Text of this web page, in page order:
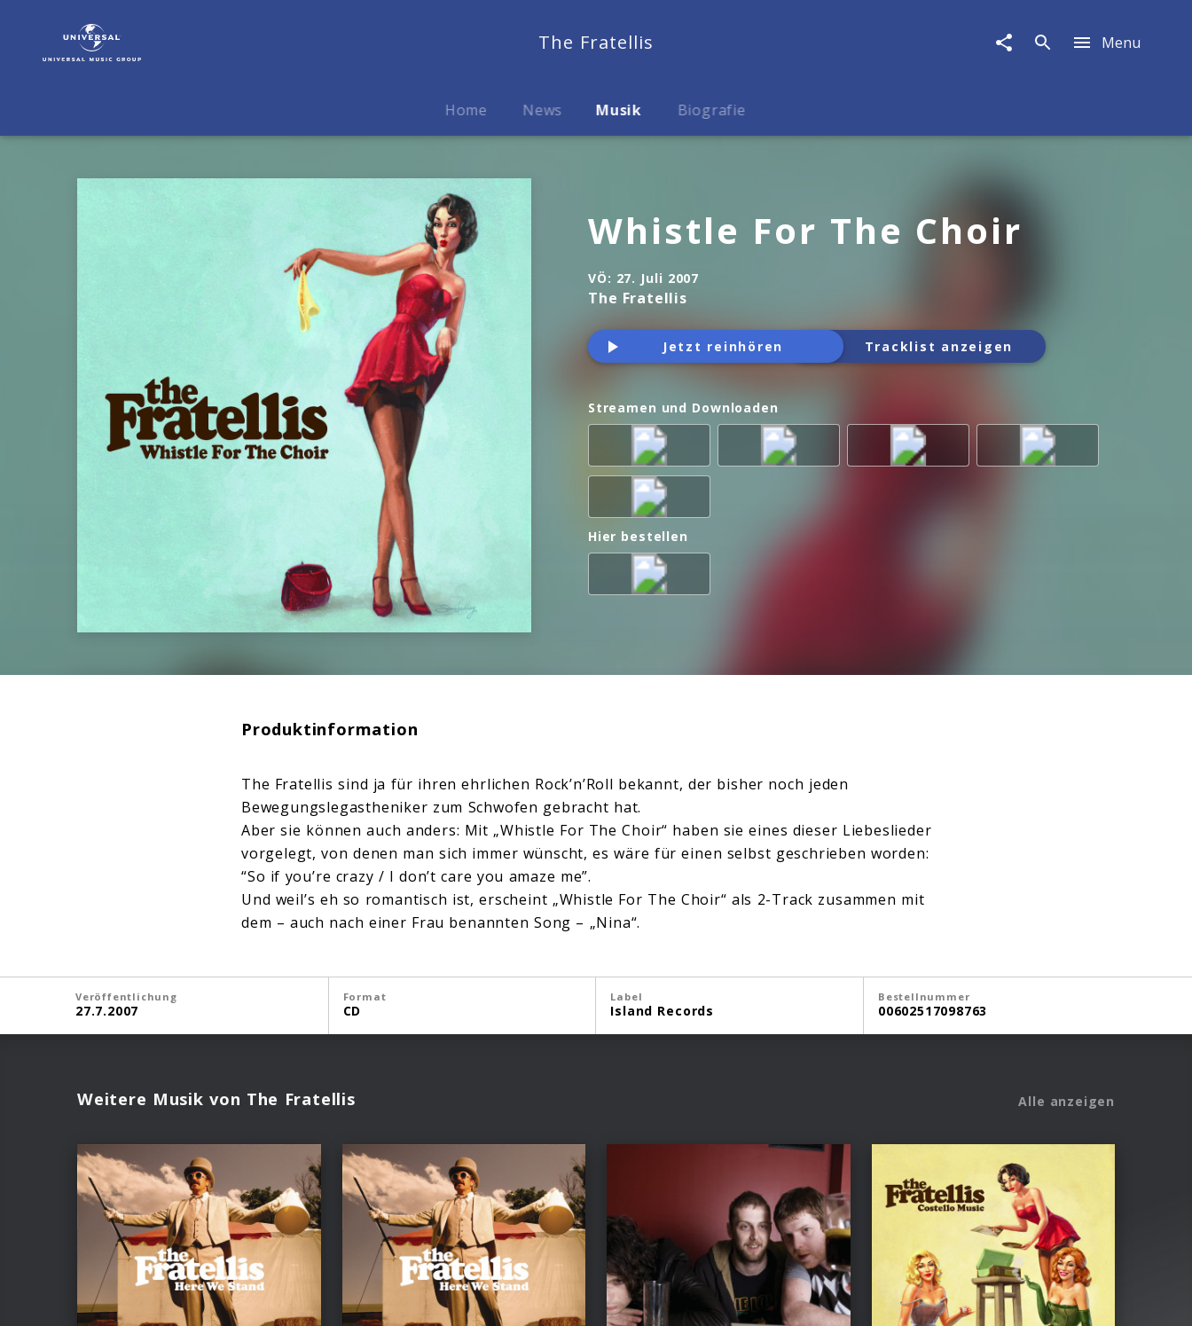
For
The Fratellis Menu
Home News Musik Biografie
Whistle For The Choir
VÖ: 27. Juli 2007
The Fratellis
Jetzt reinhören Tracklist anzeigen
Streamen und Downloaden
Hier bestellen
Produktinformation
The Fratellis sind ja für ihren ehrlichen Rock’n’Roll bekannt, der bisher noch jeden
Bewegungslegastheniker zum Schwofen gebracht hat.
Aber sie können auch anders: Mit „Whistle For The Choir“ haben sie eines dieser Liebeslieder
vorgelegt, von denen man sich immer wünscht, es wäre für einen selbst geschrieben worden:
“So if you’re crazy / I don’t care you amaze me”.
Und weil’s eh so romantisch ist, erscheint „Whistle For The Choir“ als 2-Track zusammen mit
dem – auch nach einer Frau benannten Song – „Nina“.
Veröffentlichung
27.7.2007
Format
CD
Label
Island Records
Bestellnummer
00602517098763
Weitere Musik von The Fratellis Alle anzeigen